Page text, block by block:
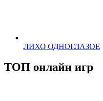
ЛИХО ОДНОГЛАЗОЕ
ТОП онлайн игр